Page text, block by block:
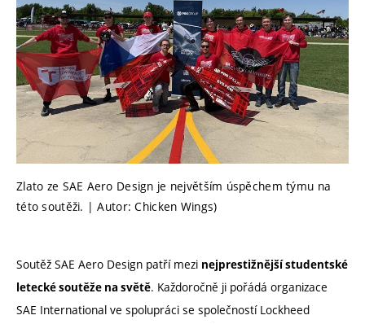
Zlato ze SAE Aero Design je největším úspěchem týmu na
této soutěži. | Autor: Chicken Wings)
Soutěž SAE Aero Design patří mezi nejprestižnější studentské
letecké soutěže na světě. Každoročně ji pořádá organizace
SAE International ve spolupráci se společností Lockheed